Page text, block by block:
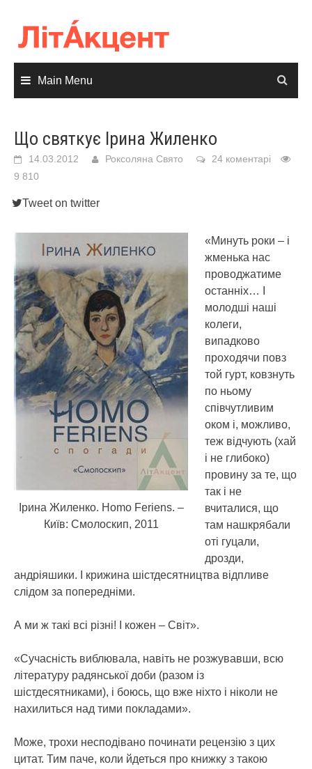
content
Main Menu
Що святкує Ірина Жиленко
14.03.2012 Роксоляна Свято
24 коментарі
9 810
Tweet on twitter
Ірина Жиленко. Homo Feriens. –
Київ: Смолоскип, 2011
«Минуть роки – і
жменька нас
проводжатиме
останніх… І
молодші наші
колеги,
випадково
проходячи повз
той гурт, ковзнуть
по ньому
співчутливим
оком і, можливо,
теж відчують (хай
і не глибоко)
провину за те, що
так і не
вчиталися, що
там нашкрябали
оті гуцали,
дрозди,
андріяшики. І крижина шістдесятництва відпливе
слідом за попередніми.
А ми ж такі всі різні! І кожен – Світ».
«Сучасність виблювала, навіть не розжувавши, всю
літературу радянської доби (разом із
шістдесятниками), і боюсь, що вже ніхто і ніколи не
нахилиться над тими покладами».
Може, трохи несподівано починати рецензію з цих
цитат. Тим паче, коли йдеться про книжку з такою